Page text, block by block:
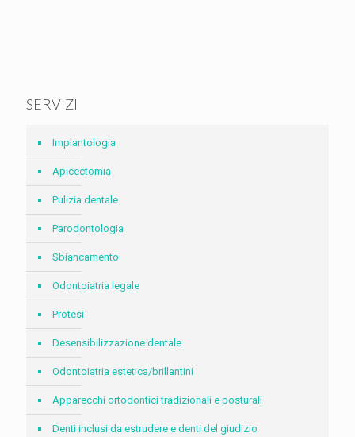
SERVIZI
Implantologia
Apicectomia
Pulizia dentale
Parodontologia
Sbiancamento
Odontoiatria legale
Protesi
Desensibilizzazione dentale
Odontoiatria estetica/brillantini
Apparecchi ortodontici tradizionali e posturali
Denti inclusi da estrudere e denti del giudizio